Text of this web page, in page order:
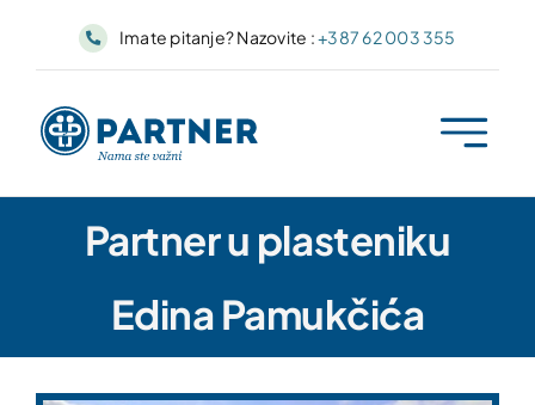
Imate pitanje? Nazovite :+387 62 003 355
Partner u plasteniku
Edina Pamukčića